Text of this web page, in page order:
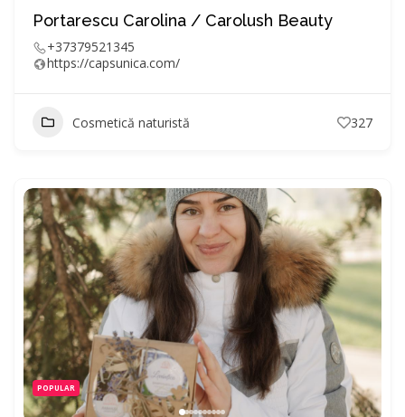
Portarescu Carolina / Carolush Beauty
+37379521345
https://capsunica.com/
Cosmetică naturistă 327
POPULAR